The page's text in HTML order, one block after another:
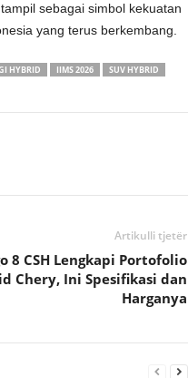
sebagai simbol kekuatan
yang terus berkembang.
HYBRID IIMS 2026
SUV HYBRID
Artikulli tjetër
8 CSH Lengkapi Portofolio
Chery, Ini Spesifikasi dan
Harganya